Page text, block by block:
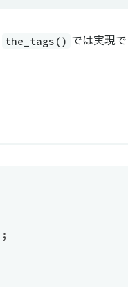
the_tags() では実現
;